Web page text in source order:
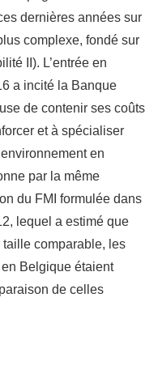
dernières années sur
complexe, fondé sur
II). L’entrée en
a incité la Banque
de contenir ses coûts
et à spécialiser
en
par la même
du FMI formulée dans
lequel a estimé que
taille comparable, les
Belgique étaient
de celles